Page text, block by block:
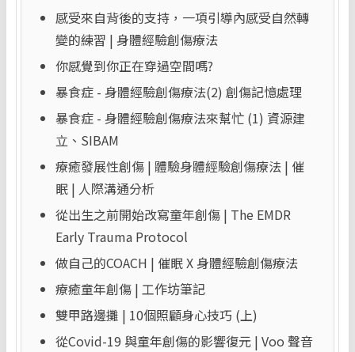
感受來自背後的支持，一項引導內感受自然轉
變的練習 | 身體經驗創傷療法
你感覺到你正在穿過空間嗎?
暴食症 - 身體經驗創傷療法(2) 創傷記憶處理
暴食症 - 身體經驗創傷療法來幫忙 (1) 資源建
立、SIBAM
療癒發展性創傷 | 體驗身體經驗創傷療法 | 催
眠 | 人際溝通分析
從出生之前開始改寫童年創傷 | The EMDR
Early Trauma Protocol
做自己的COACH | 催眠 X 身體經驗創傷療法
療癒童年創傷 | 工作坊筆記
雙甲路邊攤 | 10個照顧身心技巧 (上)
從Covid-19 與童年創傷的影響復元 | Voo 聲音